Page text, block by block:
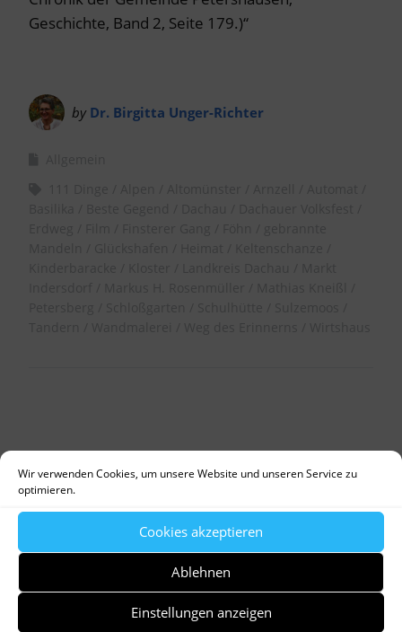
Wir verwenden Cookies, um unsere Website und unseren Service zu
optimieren.
Cookies akzeptieren
Ablehnen
Einstellungen anzeigen
Geschichte, Band 2, Seite 179.)“
by Dr. Birgitta Unger-Richter